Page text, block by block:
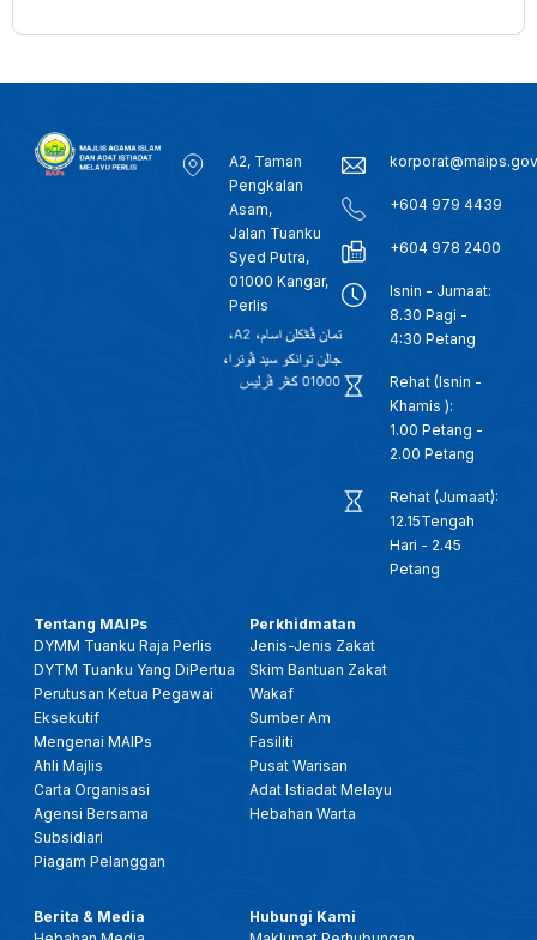
A2, Taman
Pengkalan
Asam,
Jalan Tuanku
Syed Putra,
01000 Kangar,
Perlis
+604 979 4439
+604 978 2400
Isnin - Jumaat:
8.30 Pagi -
4:30 Petang
Rehat (Isnin -
Khamis ):
1.00 Petang -
2.00 Petang
Rehat (Jumaat):
12.15Tengah
Hari - 2.45
Petang
Tentang MAIPs
DYMM Tuanku Raja Perlis
DYTM Tuanku Yang DiPertua
Perutusan Ketua Pegawai
Eksekutif
Mengenai MAIPs
Ahli Majlis
Carta Organisasi
Agensi Bersama
Subsidiari
Piagam Pelanggan
Perkhidmatan
Jenis-Jenis Zakat
Skim Bantuan Zakat
Wakaf
Sumber Am
Fasiliti
Pusat Warisan
Adat Istiadat Melayu
Hebahan Warta
Berita & Media
Hubungi Kami